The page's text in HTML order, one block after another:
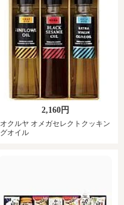
2,160円
オクルヤ オメガセレクトクッキン
グオイル